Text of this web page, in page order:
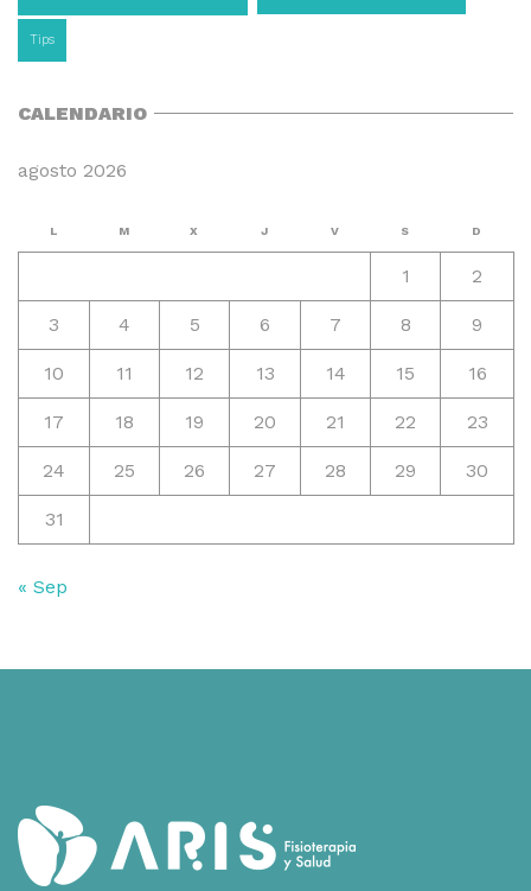
Tips
CALENDARIO
agosto 2026
L M X J V S D
1 2
3 4 5 6 7 8 9
10 11 12 13 14 15 16
17 18 19 20 21 22 23
24 25 26 27 28 29 30
31
« Sep